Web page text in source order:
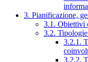
3. Pianificazione,
3.1. Obiettivi
3.2.
3.2.1.
3.2.2.